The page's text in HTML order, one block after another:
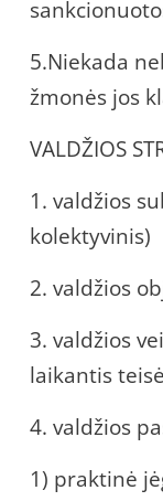
5.Niekada
žmonės jos
VALDŽIOS
1. valdžios
kolektyvinis)
2. valdžios
3. valdžios
laikantis
4. valdžios
1) praktinė